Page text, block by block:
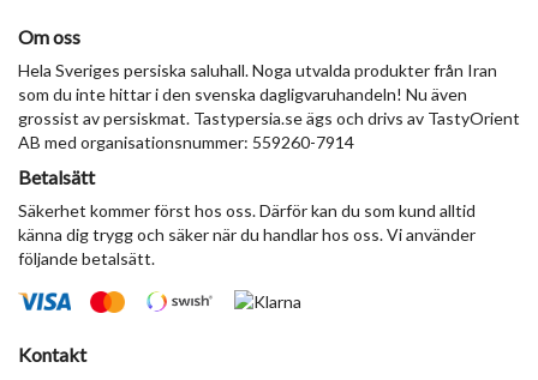
Om oss
Hela Sveriges persiska saluhall. Noga utvalda produkter från Iran
som du inte hittar i den svenska dagligvaruhandeln! Nu även
grossist av persiskmat. Tastypersia.se ägs och drivs av TastyOrient
AB med organisationsnummer: 559260-7914
Betalsätt
Säkerhet kommer först hos oss. Därför kan du som kund alltid
känna dig trygg och säker när du handlar hos oss. Vi använder
följande betalsätt.
Kontakt